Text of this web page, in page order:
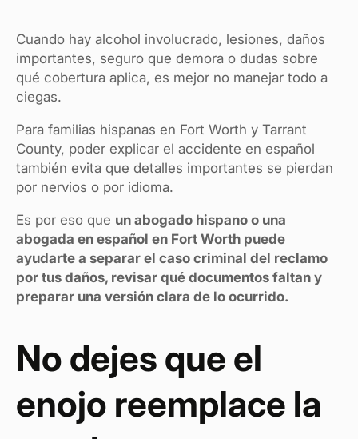
Cuando hay alcohol involucrado, lesiones, daños
importantes, seguro que demora o dudas sobre
qué cobertura aplica, es mejor no manejar todo a
ciegas.
Para familias hispanas en Fort Worth y Tarrant
County, poder explicar el accidente en español
también evita que detalles importantes se pierdan
por nervios o por idioma.
Es por eso que un abogado hispano o una
abogada en español en Fort Worth puede
ayudarte a separar el caso criminal del reclamo
por tus daños, revisar qué documentos faltan y
preparar una versión clara de lo ocurrido.
No dejes que el
enojo reemplace la